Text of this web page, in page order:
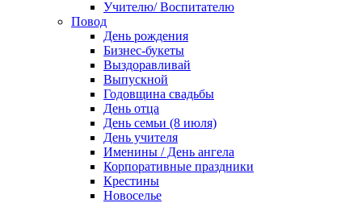
Учителю/ Воспитателю
Повод
День рождения
Бизнес-букеты
Выздоравливай
Выпускной
Годовщина свадьбы
День отца
День семьи (8 июля)
День учителя
Именины / День ангела
Корпоративные праздники
Крестины
Новоселье